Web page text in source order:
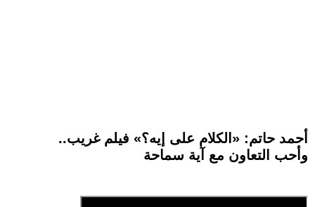
أحمد حاتم: «الكلام على إيه؟» فيلم غريب..
وأحب التعاون مع آية سماحة